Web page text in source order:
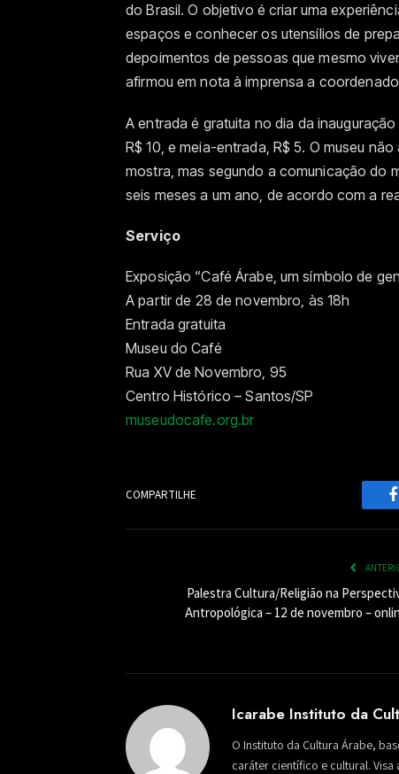
do Brasil. O objetivo é criar uma
espaços e conhecer os utensílios de
depoimentos de pessoas que mesmo
afirmou em nota à imprensa a
A entrada é gratuita no dia da
R$ 10, e meia-entrada, R$ 5. O museu
mostra, mas segundo a comunicação do
seis meses a um ano, de acordo com a
Serviço
Exposição “Café Árabe, um símbolo de
A partir de 28 de novembro, às 18h
Entrada gratuita
Museu do Café
Rua XV de Novembro, 95
Centro Histórico – Santos/SP
museudocafe.org.br
COMPARTILHE
Palestra Cultura/Religião na
Antropológica – 12 de novembro –
Icarabe Instituto da
O Instituto da Cultura Árabe,
caráter científico e cultural.